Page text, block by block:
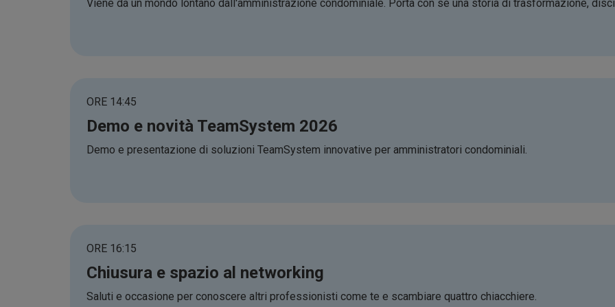
Viene da un mondo lontano dall'amministrazione condominiale. Porta con sé una storia di trasformazione,
ORE 14:45
Demo e novità TeamSystem 2026
Demo e presentazione di soluzioni TeamSystem innovative per amministratori condominiali.
ORE 16:15
Chiusura e spazio al networking
Saluti e occasione per conoscere altri professionisti come te e scambiare quattro chiacchiere.